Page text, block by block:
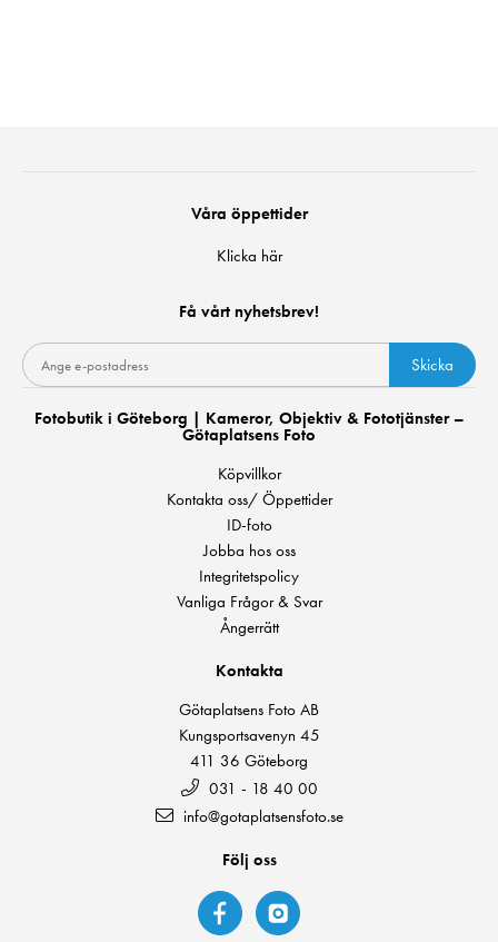
Våra öppettider
Klicka här
Få vårt nyhetsbrev!
Skicka
Fotobutik i Göteborg | Kameror, Objektiv & Fototjänster –
Götaplatsens Foto
Köpvillkor
Kontakta oss/ Öppettider
ID-foto
Jobba hos oss
Integritetspolicy
Vanliga Frågor & Svar
Ångerrätt
Kontakta
Götaplatsens Foto AB
Kungsportsavenyn 45
411 36 Göteborg
031 - 18 40 00
info@gotaplatsensfoto.se
Följ oss